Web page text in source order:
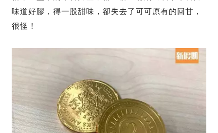
味道好膠，得一股甜味，卻失去了可可原有的回甘，
很怪！